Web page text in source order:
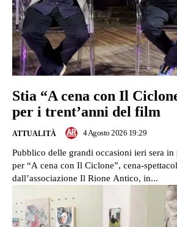
Stia “A cena con Il
per i trent’anni del film
ATTUALITÀ 4 Agosto 2026 19:29
Pubblico delle grandi occasioni ieri sera in
per “A cena con Il Ciclone”, cena-
dall’associazione Il Rione Antico, in...